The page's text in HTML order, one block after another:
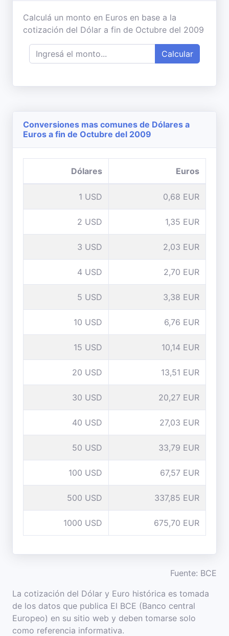
Calculá un monto en Euros en base a la
cotización del Dólar a fin de Octubre del 2009
Calcular
Conversiones mas comunes de Dólares a
Euros a fin de Octubre del 2009
Dólares Euros
1 USD 0,68 EUR
2 USD 1,35 EUR
3 USD 2,03 EUR
4 USD 2,70 EUR
5 USD 3,38 EUR
10 USD 6,76 EUR
15 USD 10,14 EUR
20 USD 13,51 EUR
30 USD 20,27 EUR
40 USD 27,03 EUR
50 USD 33,79 EUR
100 USD 67,57 EUR
500 USD 337,85 EUR
1000 USD 675,70 EUR
Fuente: BCE
La cotización del Dólar y Euro histórica es tomada
de los datos que publica El BCE (Banco central
Europeo) en su sitio web y deben tomarse solo
como referencia informativa.